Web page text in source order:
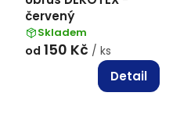
červený
Skladem
od 150 Kč / ks
Detail